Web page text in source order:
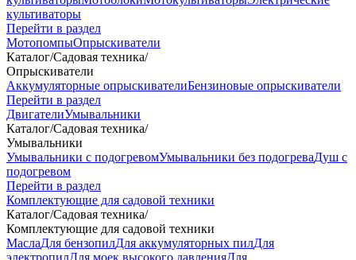
культиваторы
Перейти в раздел
МотопомпыОпрыскиватели
Каталог/Садовая техника/
Опрыскиватели
Аккумуляторные опрыскивателиБензиновые опрыскиватели
Перейти в раздел
ДвигателиУмывальники
Каталог/Садовая техника/
Умывальники
Умывальники с подогревомУмывальники без подогреваДуш с
подогревом
Перейти в раздел
Комплектующие для садовой техники
Каталог/Садовая техника/
Комплектующие для садовой техники
МаслаДля бензопилДля аккумуляторных пилДля
электропилДля моек высокого давленияДля